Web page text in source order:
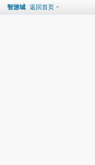
智游城 返回首页